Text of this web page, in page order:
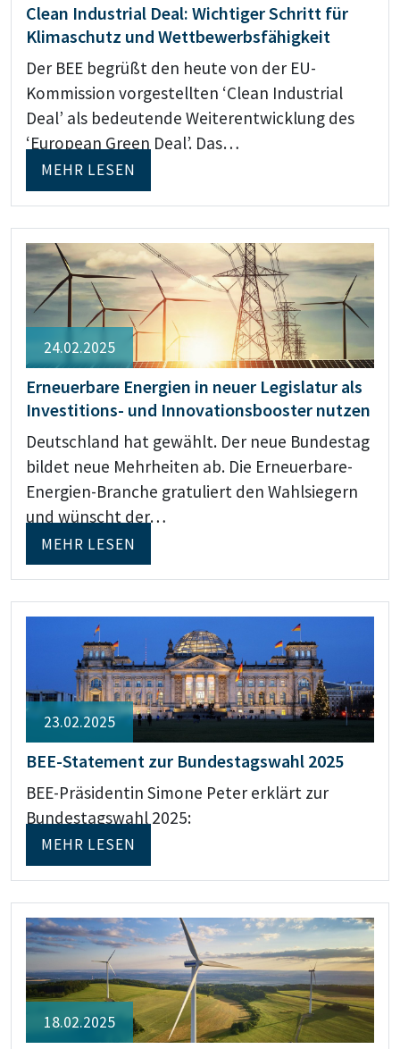
Clean Industrial Deal: Wichtiger Schritt für
Klimaschutz und Wettbewerbsfähigkeit
Der BEE begrüßt den heute von der EU-
Kommission vorgestellten ‘Clean Industrial
Deal’ als bedeutende Weiterentwicklung des
‘European Green Deal’. Das…
MEHR LESEN
24.02.2025
Erneuerbare Energien in neuer Legislatur als
Investitions- und Innovationsbooster nutzen
Deutschland hat gewählt. Der neue Bundestag
bildet neue Mehrheiten ab. Die Erneuerbare-
Energien-Branche gratuliert den Wahlsiegern
und wünscht der…
MEHR LESEN
23.02.2025
BEE-Statement zur Bundestagswahl 2025
BEE-Präsidentin Simone Peter erklärt zur
Bundestagswahl 2025:
MEHR LESEN
18.02.2025